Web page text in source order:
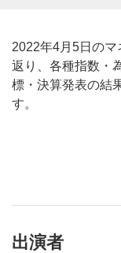
2022年4月5日のマ
返り、各種指数・
標・決算発表の結
す。
出演者